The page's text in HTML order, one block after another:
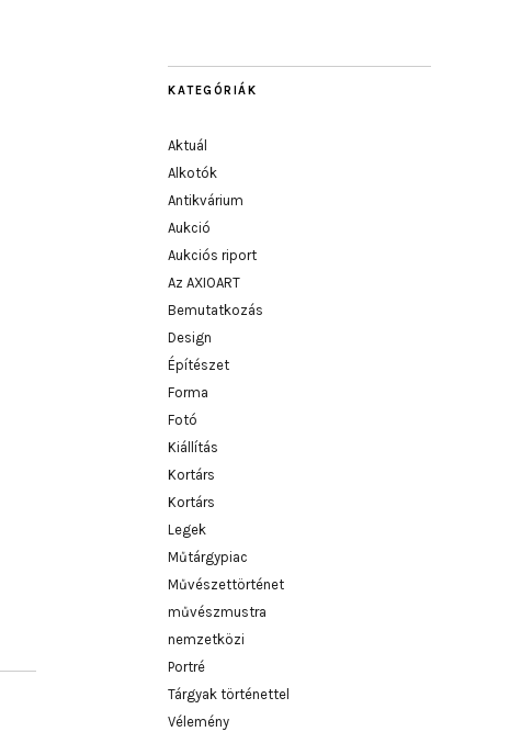
KATEGÓRIÁK
Aktuál
Alkotók
Antikvárium
Aukció
Aukciós riport
Az AXIOART
Bemutatkozás
Design
Építészet
Forma
Fotó
Kiállítás
Kortárs
Kortárs
Legek
Műtárgypiac
Művészettörténet
művészmustra
nemzetközi
Portré
Tárgyak történettel
Vélemény